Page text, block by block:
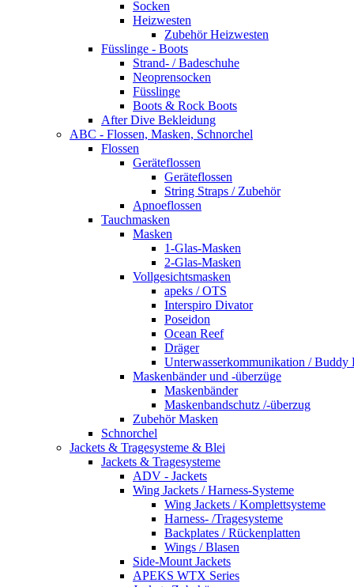
Socken
Heizwesten
Zubehör Heizwesten
Füsslinge - Boots
Strand- / Badeschuhe
Neoprensocken
Füsslinge
Boots & Rock Boots
After Dive Bekleidung
ABC - Flossen, Masken, Schnorchel
Flossen
Geräteflossen
Geräteflossen
String Straps / Zubehör
Apnoeflossen
Tauchmasken
Masken
1-Glas-Masken
2-Glas-Masken
Vollgesichtsmasken
apeks / OTS
Interspiro Divator
Poseidon
Ocean Reef
Dräger
Unterwasserkommunikation / Buddy
Maskenbänder und -überzüge
Maskenbänder
Maskenbandschutz /-überzug
Zubehör Masken
Schnorchel
Jackets & Tragesysteme & Blei
Jackets & Tragesysteme
ADV - Jackets
Wing Jackets / Harness-Systeme
Wing Jackets / Komplettsysteme
Harness- /Tragesysteme
Backplates / Rückenplatten
Wings / Blasen
Side-Mount Jackets
APEKS WTX Series